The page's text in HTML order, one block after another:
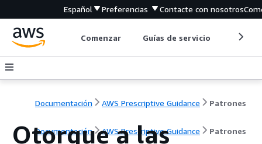
Español Preferencias Contacte con nosotros
Comenzar Guías de servicio
Documentación AWS Prescriptive Guidance Patrones
Documentación AWS Prescriptive Guidance Patrones
Otorgue a las